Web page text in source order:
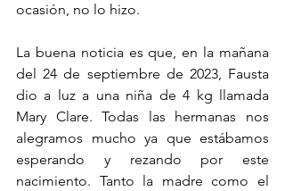
ocasión, no lo hizo.
La buena noticia es que, en la mañana
del 24 de septiembre de 2023, Fausta
dio a luz a una niña de 4 kg llamada
Mary Clare. Todas las hermanas nos
alegramos mucho ya que estábamos
esperando y rezando por este
nacimiento. Tanto la madre como el